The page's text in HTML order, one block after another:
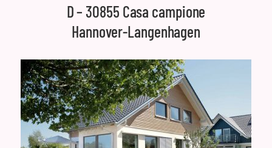
D – 30855 Casa campione
Hannover-Langenhagen